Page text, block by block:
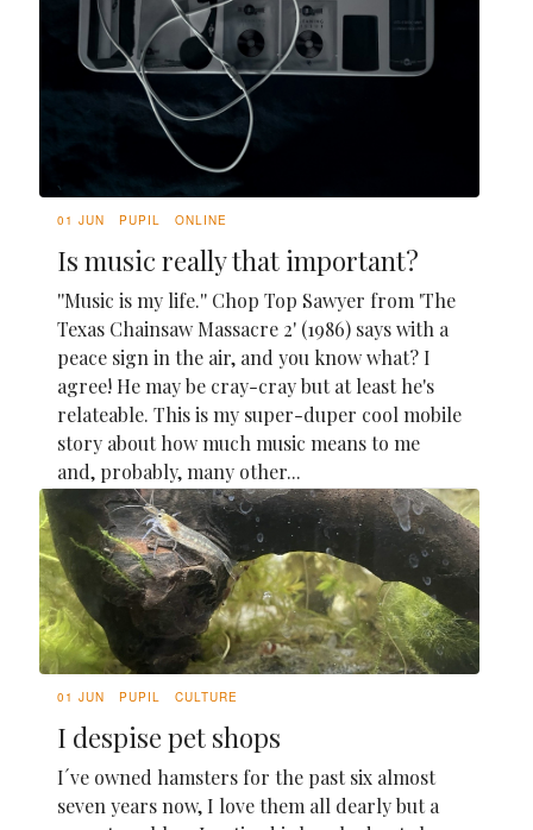
01 JUN PUPIL ONLINE
Is music really that important?
''Music is my life.'' Chop Top Sawyer from 'The
Texas Chainsaw Massacre 2' (1986) says with a
peace sign in the air, and you know what? I
agree! He may be cray-cray but at least he's
relateable. This is my super-duper cool mobile
story about how much music means to me
and, probably, many other...
01 JUN PUPIL CULTURE
I despise pet shops
I´ve owned hamsters for the past six almost
seven years now, I love them all dearly but a